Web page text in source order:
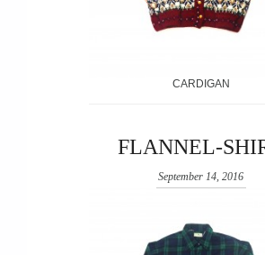
CARDIGAN
FLANNEL-
September 14, 2016